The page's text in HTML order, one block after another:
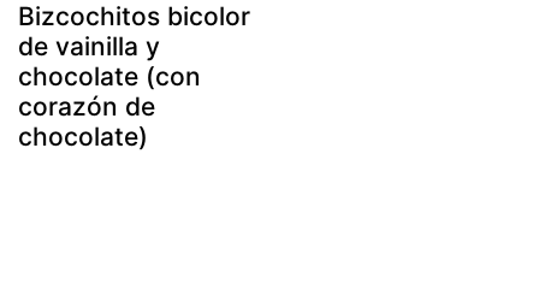
Bizcochitos bicolor
de vainilla y
chocolate (con
corazón de
chocolate)